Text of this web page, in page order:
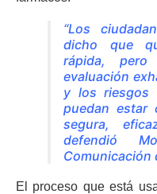
“Los
dicho que
rápida, pero
evaluación
y los riesgos
puedan estar
segura,
defendió
Comunicación
El proceso que está